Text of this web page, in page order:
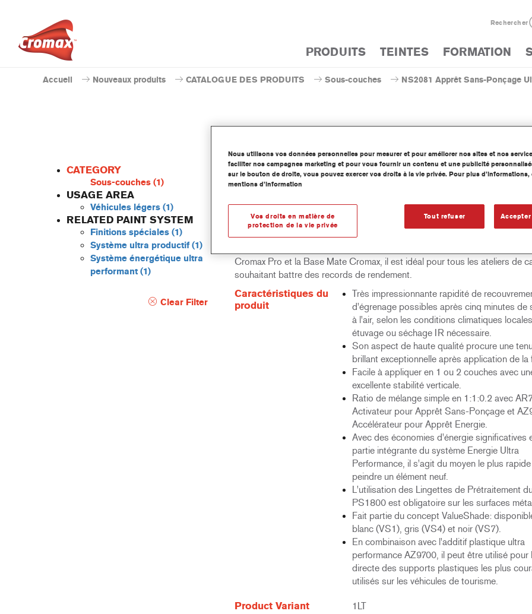
Rechercher
PRODUITS TEINTES FORMATION
Accueil Nouveaux produits CATALOGUE DES PRODUITS Sous-couches NS2081 Apprêt Sans-Ponçage
CATEGORY
Sous-couches (1)
USAGE AREA
Véhicules légers (1)
RELATED PAINT SYSTEM
Finitions spéciales (1)
Système ultra productif(1)
Système énergétique ultra
performant (1)
Clear Filter
NS2081 Apprêt Sans-Ponçage
Basé sur une chimie brevetée par Axalta, l'Apprêt Sans-Ponçage NS2081
- NS2087 Ultra Performance de Cromax offre le procédé de préparation le
productif pour la mise en peinture des pièces neuves. Avec un temps de
Cromax Pro et la Base Mate Cromax, il est idéal pour tous les ateliers de
souhaitant battre des records de rendement.
Caractéristiques du
produit
Très impressionnante rapidité de
d'égrenage possibles après cinq minutes de
à l'air, selon les conditions climatiques
étuvage ou séchage IR nécessaire.
Son aspect de haute qualité procure une
brillant exceptionnelle après application de la
Facile à appliquer en 1 ou 2 couches avec
excellente stabilité verticale.
Ratio de mélange simple en 1:1:0.2 avec
Activateur pour Apprêt Sans-Ponçage et
Accélérateur pour Apprêt Energie.
Avec des économies d'énergie significatives
partie intégrante du système Energie Ultra
Performance, il s'agit du moyen le plus
peindre un élément neuf.
L'utilisation des Lingettes de Prétraitement
PS1800 est obligatoire sur les surfaces
Fait partie du concept ValueShade:
blanc (VS1), gris (VS4) et noir (VS7).
En combinaison avec l'additif plastique ultra
performance AZ9700, il peut être utilisé pour
directe des supports plastiques les plus
utilisés sur les véhicules de tourisme.
Product Variant 1LT
Nous utilisons vos données personnelles pour mesurer et pour améliorer nos sites et nos
faciliter nos campagnes marketing et pour vous fournir un contenu et une publicité
sur le bouton de droite, vous pouvez exercer vos droits à la vie privée. Pour plus
mentions d’information
Tout refuser
Vos droits en matière de
protection de la vie privée